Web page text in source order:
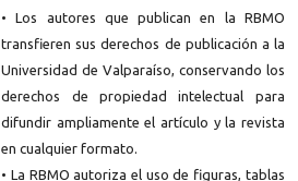
• Los autores que publican en la RBMO
transfieren sus derechos de publicación a la
Universidad de Valparaíso, conservando los
derechos de propiedad intelectual para
difundir ampliamente el artículo y la revista
en cualquier formato.
• La RBMO autoriza el uso de figuras, tablas